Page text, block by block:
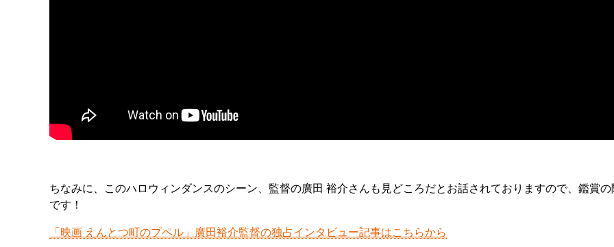
ちなみに、このハロウィンダンスのシーン、監督の廣田 裕介さんも見どころだとお話されておりますので、鑑賞の
です！
「映画 えんとつ町のプペル」廣田裕介監督の独占インタビュー記事はこちらから